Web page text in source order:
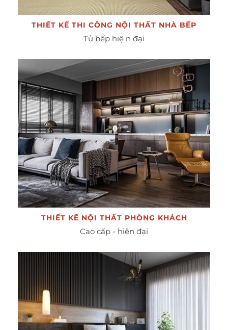
THIẾT KẾ THI CÔNG NỘI THẤT NHÀ BẾP
Tủ bếp hiệ n đại
THIẾT KẾ NỘI THẤT PHÒNG KHÁCH
Cao cấp - hiện đại